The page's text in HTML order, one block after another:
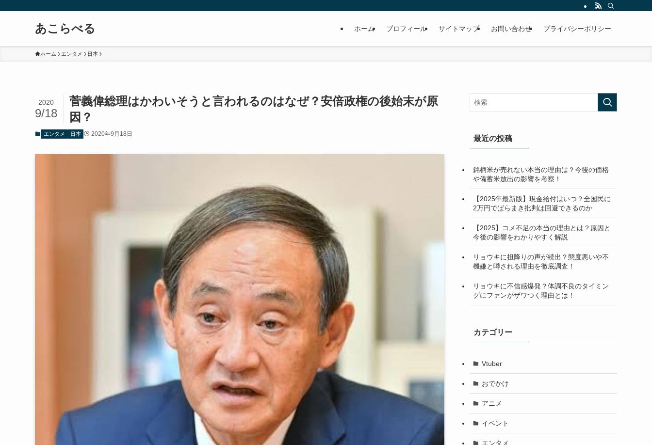
あこらべる ホーム プロフィール サイトマップ お問い合わせ プライバシーポリシー
ホーム エンタメ 日本
菅義偉総理はかわいそうと言われるのはなぜ？安倍政権の後始末が原
因？
2020
9/18
エンタメ 日本 2020年9月18日
最近の投稿
銘柄米が売れない本当の理由は？今後の価格
や備蓄米放出の影響を考察！
【2025年最新版】現金給付はいつ？全国民に
2万円でばらまき批判は回避できるのか
【2025】コメ不足の本当の理由とは？原因と
今後の影響をわかりやすく解説
リョウキに担降りの声が続出？態度悪いや不
機嫌と噂される理由を徹底調査！
リョウキに不信感爆発？体調不良のタイミン
グにファンがザワつく理由とは！
カテゴリー
Vtuber
おでかけ
アニメ
イベント
エンタメ